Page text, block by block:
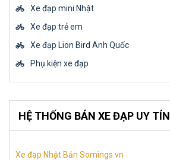
Xe đạp mini Nhật
Xe đạp trẻ em
Xe đạp Lion Bird Anh Quốc
Phụ kiện xe đạp
HỆ THỐNG BÁN XE ĐẠP UY TÍN
Xe đạp Nhật Bản Somings.vn